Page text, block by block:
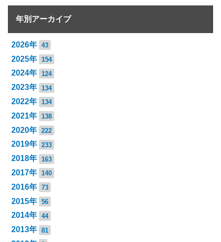
年別アーカイブ
2026年 43
2025年 154
2024年 124
2023年 134
2022年 134
2021年 138
2020年 222
2019年 233
2018年 163
2017年 140
2016年 73
2015年 56
2014年 44
2013年 81